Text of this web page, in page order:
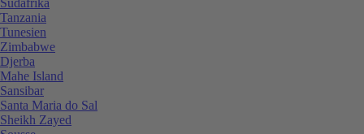
Tanzania
Tunesien
Zimbabwe
Djerba
Mahe Island
Sansibar
Santa Maria do Sal
Sheikh Zayed